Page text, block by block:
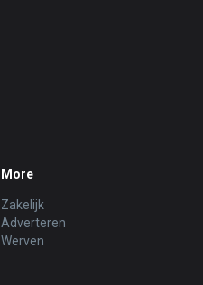
More
Zakelijk
Adverteren
Werven